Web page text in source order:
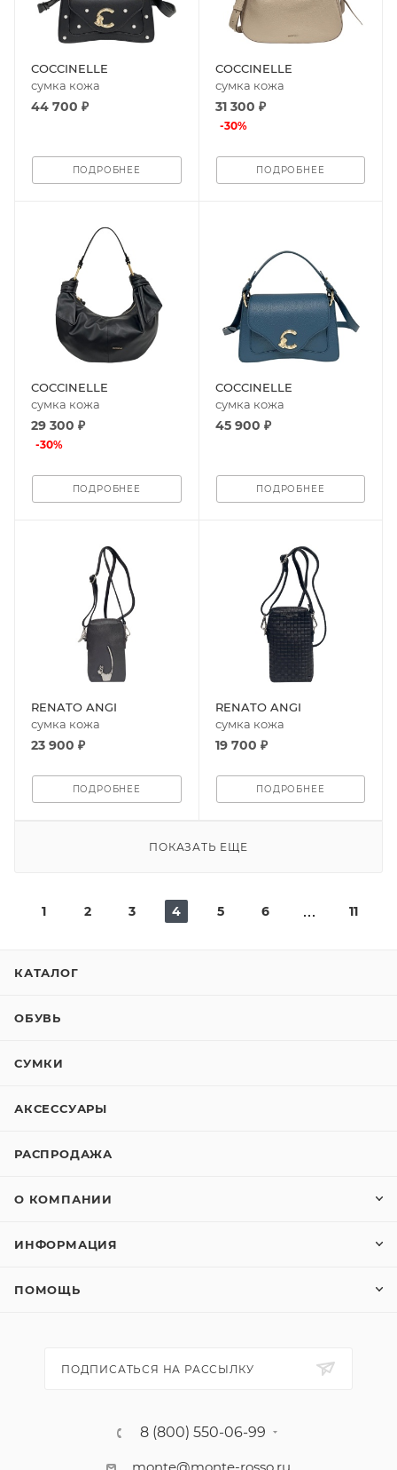
COCCINELLE
сумка кожа
44 700 ₽
ПОДРОБНЕЕ
COCCINELLE
сумка кожа
31 300 ₽
-30%
ПОДРОБНЕЕ
COCCINELLE
сумка кожа
29 300 ₽
-30%
ПОДРОБНЕЕ
COCCINELLE
сумка кожа
45 900 ₽
ПОДРОБНЕЕ
RENATO ANGI
сумка кожа
23 900 ₽
ПОДРОБНЕЕ
RENATO ANGI
сумка кожа
19 700 ₽
ПОДРОБНЕЕ
ПОКАЗАТЬ ЕЩЕ
1 2 3 4 5 6 11
КАТАЛОГ
ОБУВЬ
СУМКИ
АКСЕССУАРЫ
РАСПРОДАЖА
О КОМПАНИИ
ИНФОРМАЦИЯ
ПОМОЩЬ
ПОДПИСАТЬСЯ НА РАССЫЛКУ
8 (800) 550-06-99